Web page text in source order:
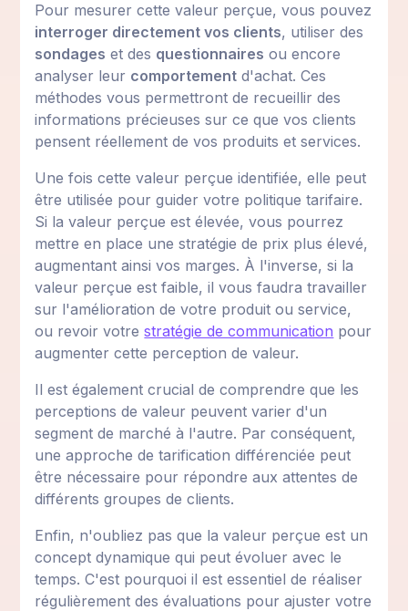
Pour mesurer cette valeur perçue, vous pouvez
interroger directement vos clients, utiliser des
sondages et des questionnaires ou encore
analyser leur comportement d'achat. Ces
méthodes vous permettront de recueillir des
informations précieuses sur ce que vos clients
pensent réellement de vos produits et services.
Une fois cette valeur perçue identifiée, elle peut
être utilisée pour guider votre politique tarifaire.
Si la valeur perçue est élevée, vous pourrez
mettre en place une stratégie de prix plus élevé,
augmentant ainsi vos marges. À l'inverse, si la
valeur perçue est faible, il vous faudra travailler
sur l'amélioration de votre produit ou service,
ou revoir votrestratégie de communication pour
augmenter cette perception de valeur.
Il est également crucial de comprendre que les
perceptions de valeur peuvent varier d'un
segment de marché à l'autre. Par conséquent,
une approche de tarification différenciée peut
être nécessaire pour répondre aux attentes de
différents groupes de clients.
Enfin, n'oubliez pas que la valeur perçue est un
concept dynamique qui peut évoluer avec le
temps. C'est pourquoi il est essentiel de réaliser
régulièrement des évaluations pour ajuster votre